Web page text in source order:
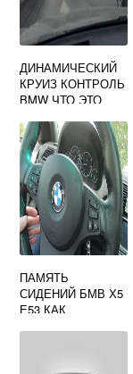
ДИНАМИЧЕСКИЙ
КРУИЗ КОНТРОЛЬ
BMW ЧТО ЭТО
ПАМЯТЬ
СИДЕНИЙ БМВ Х5
Е53 КАК